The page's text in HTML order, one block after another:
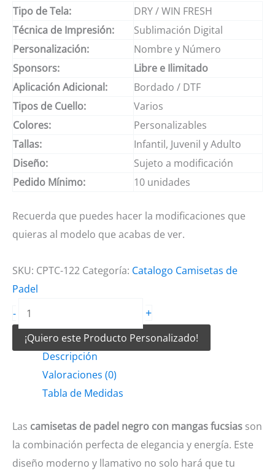
Tipo de Tela:
DRY / WIN FRESH
Técnica de Impresión:
Sublimación Digital
Personalización:
Nombre y Número
Sponsors:
Libre e Ilimitado
Aplicación Adicional:
Bordado / DTF
Tipos de Cuello:
Varios
Colores:
Personalizables
Tallas:
Infantil, Juvenil y Adulto
Diseño:
Sujeto a modificación
Pedido Mínimo:
10 unidades
Recuerda que puedes hacer la modificaciones que
quieras al modelo que acabas de ver.
SKU: CPTC-122 Categoría: Catalogo Camisetas de
Padel
-
Camisetas
de
Padel
Negro
mangas
+
¡Quiero este Producto Personalizado!
Descripción
Valoraciones (0)
Tabla de Medidas
Las camisetas de padel negro con mangas fucsias son
la combinación perfecta de elegancia y energía. Este
diseño moderno y llamativo no solo hará que tu